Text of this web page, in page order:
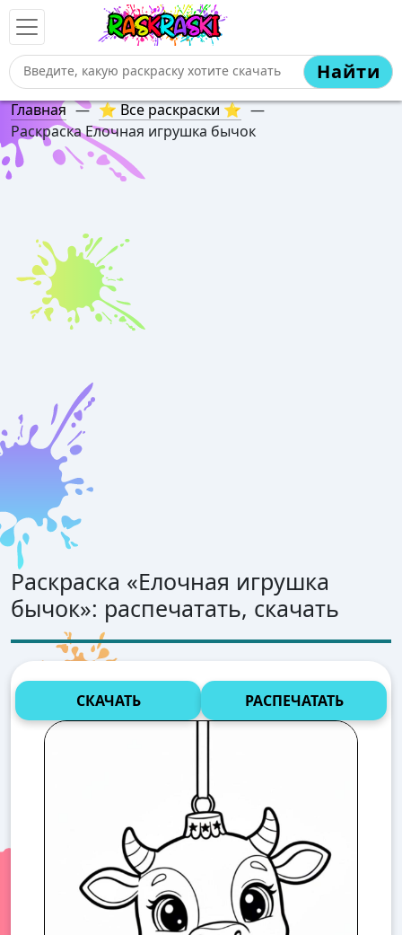
Найти
Главная — ⭐ Все раскраски ⭐ —
Раскраска Елочная игрушка бычок
Раскраска «Елочная игрушка
бычок»: распечатать, скачать
СКАЧАТЬ РАСПЕЧАТАТЬ